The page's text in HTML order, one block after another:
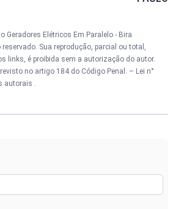
Geradores Elétricos Em Paralelo - Bira
reservado. Sua reprodução, parcial ou total,
links, é proibida sem a autorização do autor.
no artigo 184 do Código Penal. – Lei n°
autorais .